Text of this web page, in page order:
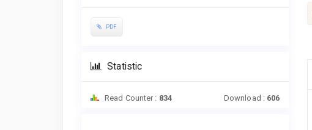
PDF
Statistic
Read Counter : 834 Download : 606